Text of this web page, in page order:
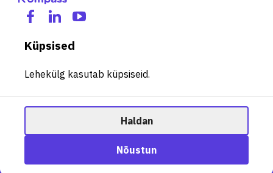
Ametisoovitaja
Küpsised
Lehekülg kasutab küpsiseid.
Haldan
Nõustun